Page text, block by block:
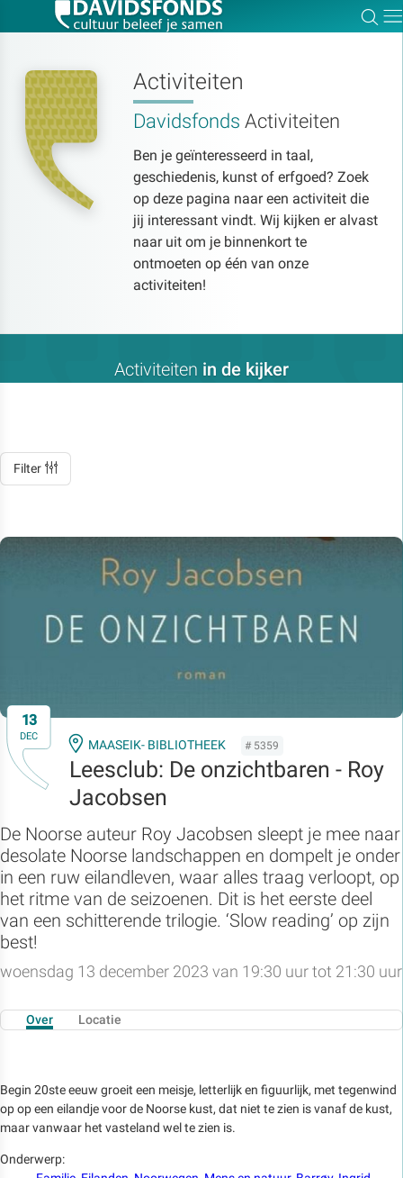
Activiteiten
Davidsfonds Activiteiten
Ben je geïnteresseerd in taal,
geschiedenis, kunst of erfgoed? Zoek
op deze pagina naar een activiteit die
jij interessant vindt. Wij kijken er alvast
naar uit om je binnenkort te
ontmoeten op één van onze
activiteiten!
Activiteiten in de kijker
Filter
13
DEC
MAASEIK- BIBLIOTHEEK # 5359
Leesclub: De onzichtbaren - Roy
Jacobsen
De Noorse auteur Roy Jacobsen sleept je mee naar
desolate Noorse landschappen en dompelt je onder
in een ruw eilandleven, waar alles traag verloopt, op
het ritme van de seizoenen. Dit is het eerste deel
van een schitterende trilogie. ‘Slow reading’ op zijn
best!
woensdag 13 december 2023 van 19:30 uur tot 21:30 uur
Over Locatie
Begin 20ste eeuw groeit een meisje, letterlijk en figuurlijk, met tegenwind
op op een eilandje voor de Noorse kust, dat niet te zien is vanaf de kust,
maar vanwaar het vasteland wel te zien is.
Onderwerp:
Zoek:
Zoeken